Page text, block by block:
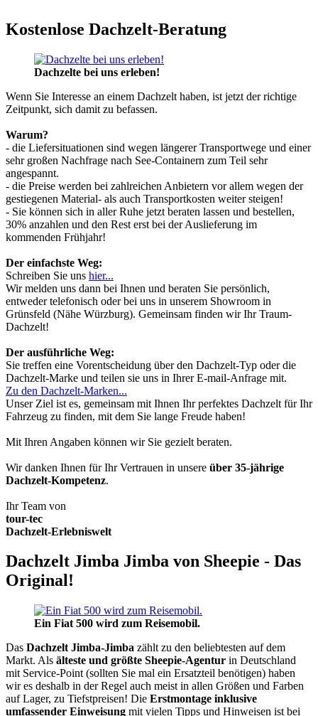
Kostenlose Dachzelt-Beratung
Dachzelte bei uns erleben!
Wenn Sie Interesse an einem Dachzelt haben, ist jetzt der richtige
Zeitpunkt, sich damit zu befassen.
Warum?
- die Liefersituationen sind wegen längerer Transportwege und einer
sehr großen Nachfrage nach See-Containern zum Teil sehr
angespannt.
- die Preise werden bei zahlreichen Anbietern vor allem wegen der
gestiegenen Material- als auch Transportkosten weiter steigen!
- Sie können sich in aller Ruhe jetzt beraten lassen und bestellen,
30% anzahlen und den Rest erst bei der Auslieferung im
kommenden Frühjahr!
Der einfachste Weg:
Schreiben Sie uns hier...
Wir melden uns dann bei Ihnen und beraten Sie persönlich,
entweder telefonisch oder bei uns in unserem Showroom in
Grünsfeld (Nähe Würzburg). Gemeinsam finden wir Ihr Traum-
Dachzelt!
Der ausführliche Weg:
Sie treffen eine Vorentscheidung über den Dachzelt-Typ oder die
Dachzelt-Marke und teilen sie uns in Ihrer E-mail-Anfrage mit.
Zu den Dachzelt-Marken...
Unser Ziel ist es, gemeinsam mit Ihnen Ihr perfektes Dachzelt für Ihr
Fahrzeug zu finden, mit dem Sie lange Freude haben!
Mit Ihren Angaben können wir Sie gezielt beraten.
Wir danken Ihnen für Ihr Vertrauen in unsere über 35-jährige
Dachzelt-Kompetenz.
Ihr Team von
tour-tec
Dachzelt-Erlebniswelt
Dachzelt Jimba Jimba von Sheepie - Das
Original!
Ein Fiat 500 wird zum Reisemobil.
Das Dachzelt Jimba-Jimba zählt zu den beliebtesten auf dem
Markt. Als älteste und größte Sheepie-Agentur in Deutschland
mit Service-Point (sollten Sie mal ein Ersatzteil benötigen) haben
wir es deshalb in der Regel auch meist in allen Größen und Farben
auf Lager, zu Tiefstpreisen! Die Erstmontage inklusive
umfassender Einweisung mit vielen Tipps und Hinweisen ist bei